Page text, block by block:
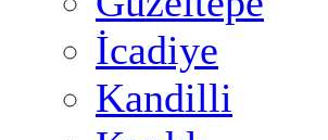
İcadiye
Kandilli